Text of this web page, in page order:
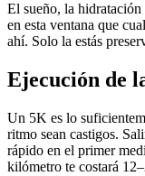
El sueño, la
en esta ventana que
ahí. Solo la estás
Ejecución de
Un 5K es lo
ritmo sean castigos.
rápido en el primer
kilómetro te costará